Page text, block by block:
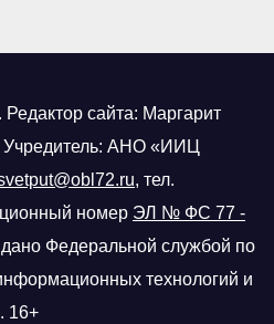
. Редактор сайта: Маргарит
АНО «ИИЦ
, тел.
номер ЭЛ № ФС 77 -
Федеральной службой по
технологий и
16+